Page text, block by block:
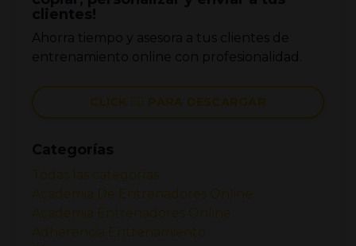
Ahorra tiempo y asesora a tus clientes de
entrenamiento online con profesionalidad.
CLICK 👉🏼 PARA DESCARGAR
Todas las categorías
Academia De Entrenadores Online
Academia Entrenadores Online
Adherencia Entrenamiento